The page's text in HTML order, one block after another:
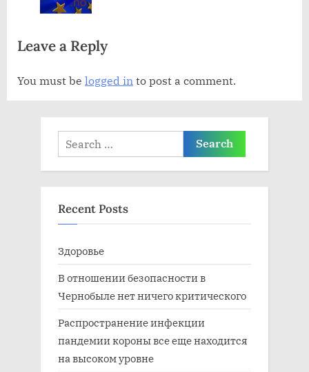
п
с
а
и
Leave a Reply
You must be logged in to post a comment.
Search
for:
Recent Posts
Здоровье
В отношении безопасности в
Чернобыле нет ничего критического
Распространение инфекции
пандемии короны все еще находится
на высоком уровне